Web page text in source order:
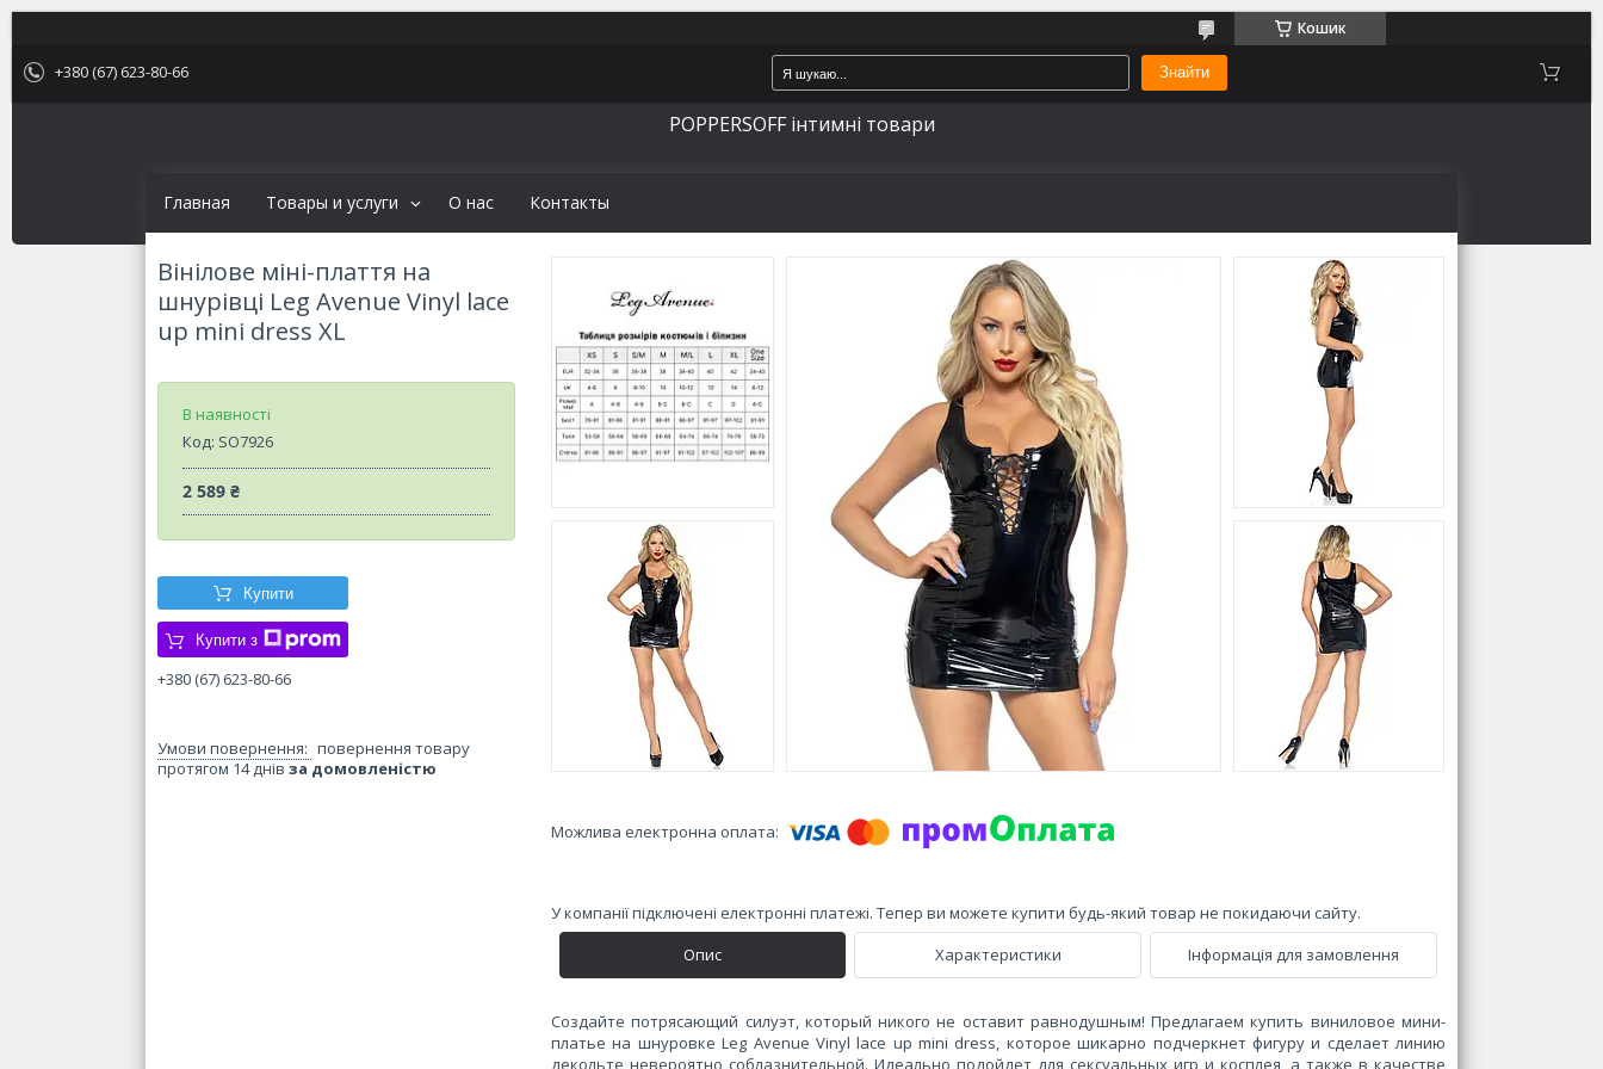
Кошик
+380 (67) 623-80-66 Знайти
POPPERSOFF інтимні товари
Главная Товары и услуги О нас Контакты
Вінілове міні-плаття на
шнурівці Leg Avenue Vinyl lace
up mini dress XL
В наявності
Код: SO7926
2 589 ₴
Купити
Купити з
+380 (67) 623-80-66
повернення товару
протягом 14 днів за домовленістю
У компанії підключені електронні платежі. Тепер ви можете купити будь-який товар не покидаючи сайту.
Опис
Характеристики Інформація для замовлення
Создайте потрясающий силуэт, который никого не оставит равнодушным! Предлагаем купить виниловое мини-
платье на шнуровке Leg Avenue Vinyl lace up mini dress, которое шикарно подчеркнет фигуру и сделает линию
декольте невероятно соблазнительной. Идеально подойдет для сексуальных игр и косплея, а также в качестве